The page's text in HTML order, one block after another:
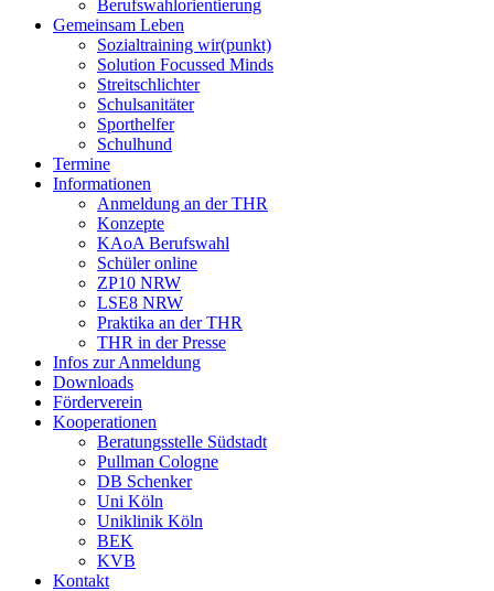
Berufswahlorientierung
Gemeinsam Leben
Sozialtraining wir(punkt)
Solution Focussed Minds
Streitschlichter
Schulsanitäter
Sporthelfer
Schulhund
Termine
Informationen
Anmeldung an der THR
Konzepte
KAoA Berufswahl
Schüler online
ZP10 NRW
LSE8 NRW
Praktika an der THR
THR in der Presse
Infos zur Anmeldung
Downloads
Förderverein
Kooperationen
Beratungsstelle Südstadt
Pullman Cologne
DB Schenker
Uni Köln
Uniklinik Köln
BEK
KVB
Kontakt